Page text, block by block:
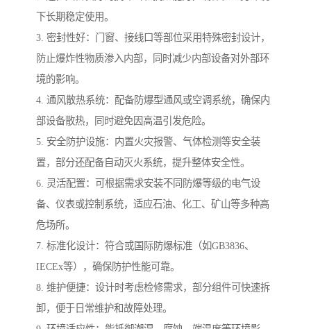
下长期稳定使用。
3. 密封性好：门窗、接线口等部位采用特殊密封设计，
防止爆炸性物质渗入内部，同时减少内部设备对外部环
境的影响。
4. 通风散热系统：配备防爆型通风或空调系统，确保内
部设备散热，同时避免因高温引发危险。
5. 安全防护设施：内置火灾报警、气体检测等安全装
置，部分还配备自动灭火系统，提升整体安全性。
6. 灵活配置：可根据需求安装不同防爆等级的电气设
备、仪表或控制系统，适应石油、化工、矿山等多种高
危场所。
7. 标准化设计：符合或国际防爆标准（如GB3836、
IECEx等），确保防护性能可靠。
8. 维护便捷：设计时考虑检修需求，部分组件可快速拆
卸，便于日常维护和故障处理。